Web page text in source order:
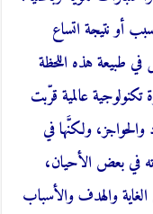
أو نتيجة اتساع
في طبيعة هذه اللحظة
عالمية قرّبت
ولكنَّها في
في بعض الأحيان،
والهدف والأسباب